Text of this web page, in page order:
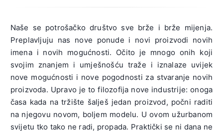
Naše se potrošačko društvo sve brže i brže mijenja.
Preplavljuju nas nove ponude i novi proizvodi novih
imena i novih mogućnosti. Očito je mnogo onih koji
svojim znanjem i umješnošću traže i iznalaze uvijek
nove mogućnosti i nove pogodnosti za stvaranje novih
proizvoda. Upravo je to filozofija nove industrije: onoga
časa kada na tržište šalješ jedan proizvod, počni raditi
na njegovu novom, boljem modelu. U ovom užurbanom
svijetu tko tako ne radi, propada. Praktički se ni dana ne